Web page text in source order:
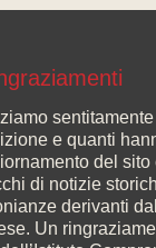
e quanti
del
di notizie
derivanti
Un